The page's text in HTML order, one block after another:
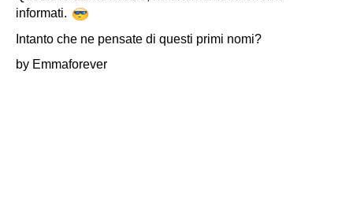
informati.
Intanto che ne pensate di questi primi nomi?
by Emmaforever